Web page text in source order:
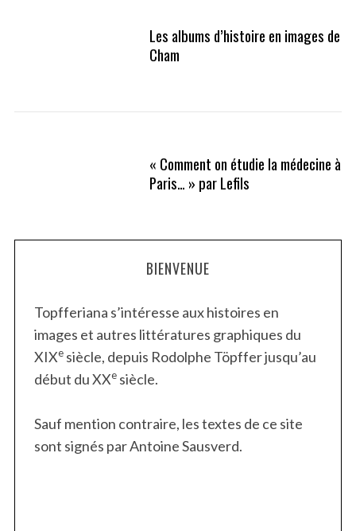
Les albums d’histoire en images de
Cham
« Comment on étudie la médecine à
Paris… » par Lefils
BIENVENUE
Topfferiana s’intéresse aux histoires en
images et autres littératures graphiques du
XIXesiècle, depuis Rodolphe Töpffer jusqu’au
début du XXesiècle.
Sauf mention contraire, les textes de ce site
sont signés par Antoine Sausverd.